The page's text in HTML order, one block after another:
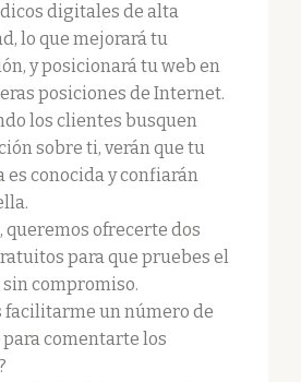
digitales de alta
lo que mejorará tu
y posicionará tu web en
posiciones de Internet.
los clientes busquen
sobre ti, verán que tu
es conocida y confiarán
queremos ofrecerte dos
para que pruebes el
compromiso.
facilitarme un número de
comentarte los